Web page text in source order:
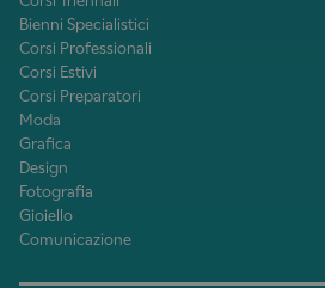
Bienni Specialistici
Corsi Professionali
Corsi Estivi
Corsi Preparatori
Moda
Grafica
Design
Fotografia
Gioiello
Comunicazione